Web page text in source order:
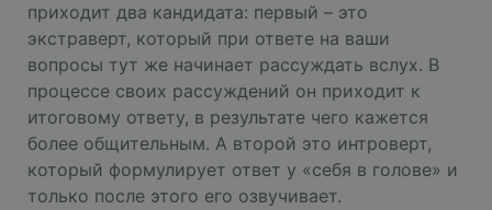
приходит два кандидата: первый – это
экстраверт, который при ответе на ваши
вопросы тут же начинает рассуждать вслух. В
процессе своих рассуждений он приходит к
итоговому ответу, в результате чего кажется
более общительным. А второй это интроверт,
который формулирует ответ у «себя в голове» и
только после этого его озвучивает.